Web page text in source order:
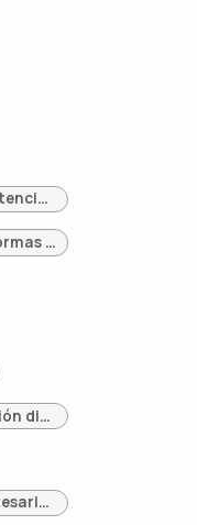
Generación de Clientes Potenciales
Implementación de plataformas digitales
Programa de transformación digital
Servicios Financieros Empresariales